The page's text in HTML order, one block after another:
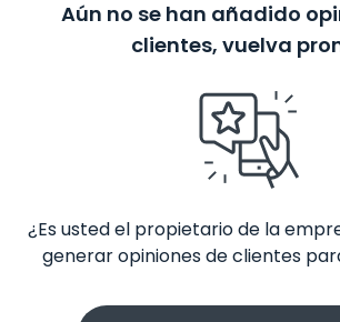
Aún no se han añadido
clientes, vuelva
¿Es usted el propietario de la
generar opiniones de clientes